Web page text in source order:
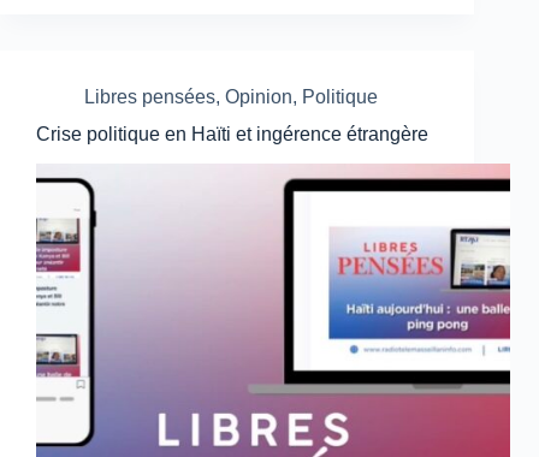
Libres pensées, Opinion, Politique
Crise politique en Haïti et ingérence étrangère